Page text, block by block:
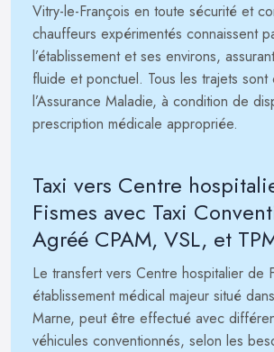
Vitry-le-François en toute sécurité et
chauffeurs expérimentés connaissent
l’établissement et ses environs,
fluide et ponctuel. Tous les trajets sont
l’Assurance Maladie, à condition de
prescription médicale appropriée.
Taxi vers Centre
Fismes avec Taxi
Agréé CPAM, VSL, et
Le transfert vers Centre hospitalier de
établissement médical majeur situé
Marne, peut être effectué avec
véhicules conventionnés, selon les